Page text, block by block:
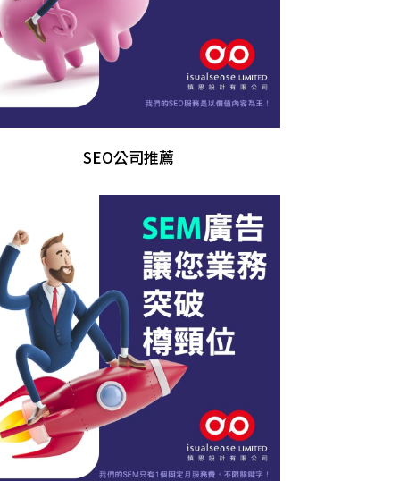
SEO公司推薦